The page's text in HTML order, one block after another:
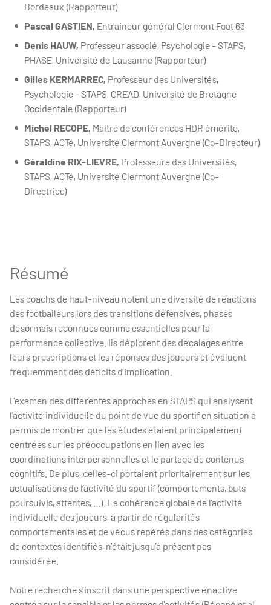
Bordeaux (Rapporteur)
Pascal GASTIEN, Entraineur général Clermont Foot 63
Denis HAUW, Professeur associé, Psychologie - STAPS,
PHASE, Université de Lausanne (Rapporteur)
Gilles KERMARREC, Professeur des Universités,
Psychologie - STAPS, CREAD, Université de Bretagne
Occidentale (Rapporteur)
Michel RECOPE, Maitre de conférences HDR émérite,
STAPS, ACTé, Université Clermont Auvergne (Co-Directeur)
Géraldine RIX-LIEVRE, Professeure des Universités,
STAPS, ACTé, Université Clermont Auvergne (Co-
Directrice)
Résumé
Les coachs de haut-niveau notent une diversité de réactions
des footballeurs lors des transitions défensives, phases
désormais reconnues comme essentielles pour la
performance collective. Ils déplorent des décalages entre
leurs prescriptions et les réponses des joueurs et évaluent
fréquemment des déficits d’implication.
L’examen des différentes approches en STAPS qui analysent
l’activité individuelle du point de vue du sportif en situation a
permis de montrer que les études étaient principalement
centrées sur les préoccupations en lien avec les
coordinations interpersonnelles et le partage de contenus
cognitifs. De plus, celles-ci portaient prioritairement sur les
actualisations de l’activité du sportif (comportements, buts
poursuivis, attentes, …). La cohérence globale de l’activité
individuelle des joueurs, à partir de régularités
comportementales et de vécus repérés dans des catégories
de contextes identifiés, n’était jusqu’à présent pas
considérée.
Notre recherche s’inscrit dans une perspective énactive